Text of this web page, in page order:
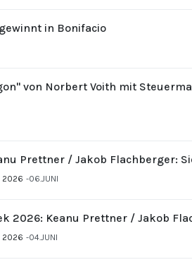
gewinnt in Bonifacio
von Norbert Voith mit
Prettner / Jakob Flachberger:
2026 06.JUNI
2026: Keanu Prettner / Jakob
2026 04.JUNI